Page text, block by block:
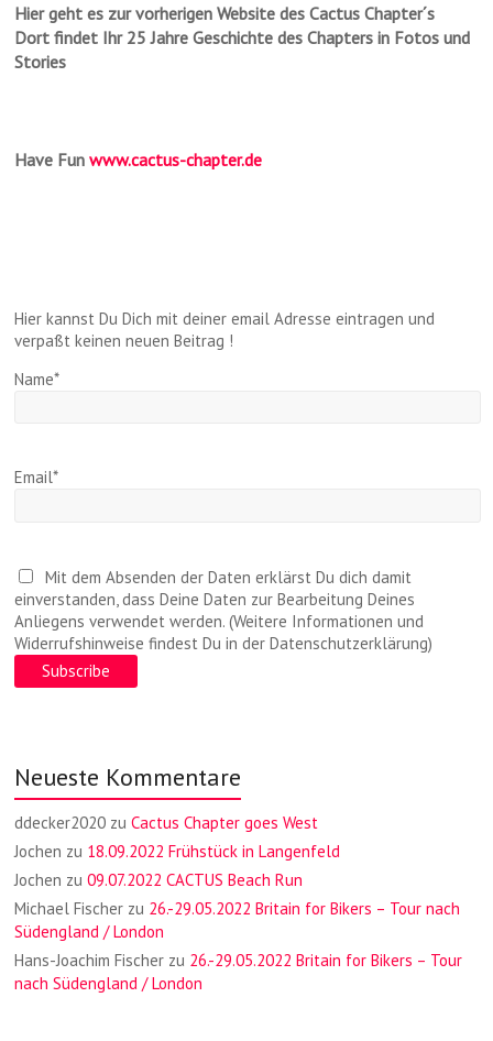
Hier geht es zur vorherigen Website des Cactus Chapter´s
Dort findet Ihr 25 Jahre Geschichte des Chapters in Fotos und
Stories
Have Funwww.cactus-chapter.de
Hier kannst Du Dich mit deiner email Adresse eintragen und
verpaßt keinen neuen Beitrag !
Name*
Email*
Mit dem Absenden der Daten erklärst Du dich damit
einverstanden, dass Deine Daten zur Bearbeitung Deines
Anliegens verwendet werden. (Weitere Informationen und
Widerrufshinweise findest Du in der Datenschutzerklärung)
Neueste Kommentare
ddecker2020 zuCactus Chapter goes West
Jochen zu 18.09.2022 Frühstück in Langenfeld
Jochen zu09.07.2022 CACTUS Beach Run
Michael Fischer zu 26.-29.05.2022 Britain for Bikers – Tour nach
Südengland / London
Hans-Joachim Fischer zu 26.-29.05.2022 Britain for Bikers – Tour
nach Südengland / London